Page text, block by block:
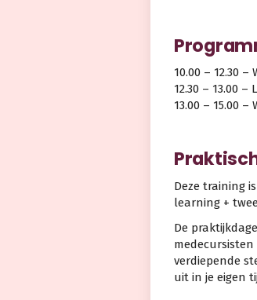
10.00 – 12.30 –
12.30 – 13.00
13.00 – 15.00 –
Deze training
learning +
De
verdiepende
uit in je eigen